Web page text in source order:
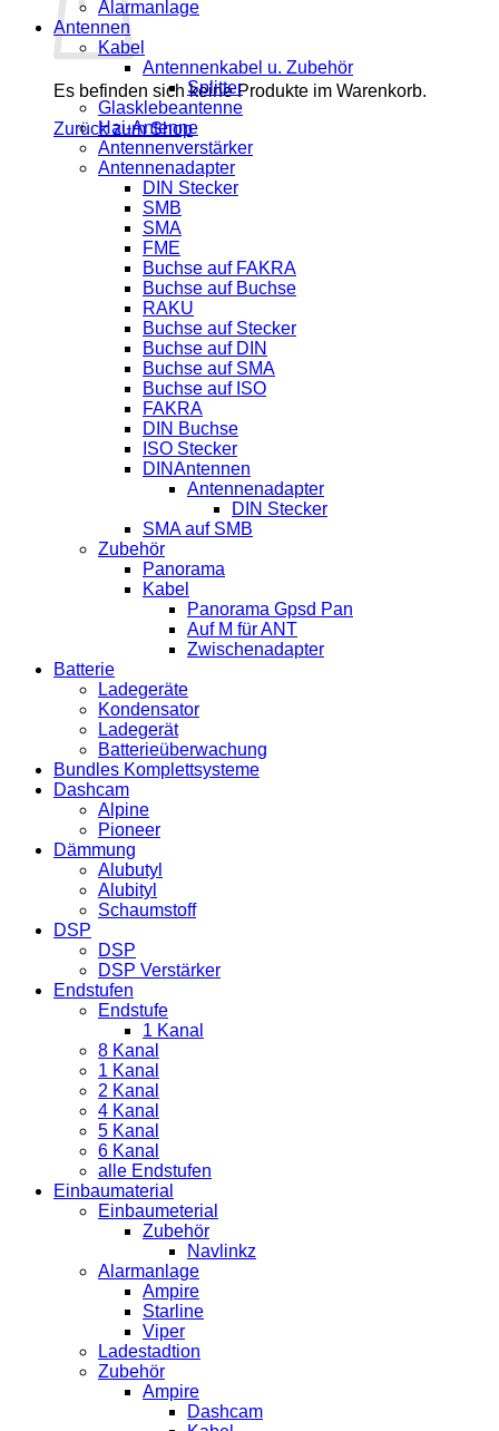
Es befinden sich keine Produkte im Warenkorb.
Zurück zum Shop
Alarmanlage
Antennen
Kabel
Antennenkabel u. Zubehör
Splitter
Glasklebeantenne
Hai-Antenne
Antennenverstärker
Antennenadapter
DIN Stecker
SMB
SMA
FME
Buchse auf FAKRA
Buchse auf Buchse
RAKU
Buchse auf Stecker
Buchse auf DIN
Buchse auf SMA
Buchse auf ISO
FAKRA
DIN Buchse
ISO Stecker
DINAntennen
Antennenadapter
DIN Stecker
SMA auf SMB
Zubehör
Panorama
Kabel
Panorama Gpsd Pan
Auf M für ANT
Zwischenadapter
Batterie
Ladegeräte
Kondensator
Ladegerät
Batterieüberwachung
Bundles Komplettsysteme
Dashcam
Alpine
Pioneer
Dämmung
Alubutyl
Alubityl
Schaumstoff
DSP
DSP
DSP Verstärker
Endstufen
Endstufe
1 Kanal
8 Kanal
1 Kanal
2 Kanal
4 Kanal
5 Kanal
6 Kanal
alle Endstufen
Einbaumaterial
Einbaumeterial
Zubehör
Navlinkz
Alarmanlage
Ampire
Starline
Viper
Ladestadtion
Zubehör
Ampire
Dashcam